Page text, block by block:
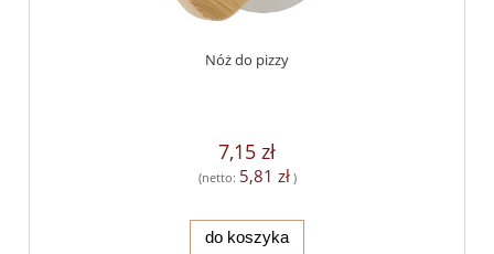
Nóż do pizzy
7,15 zł
(netto: 5,81 zł)
do koszyka